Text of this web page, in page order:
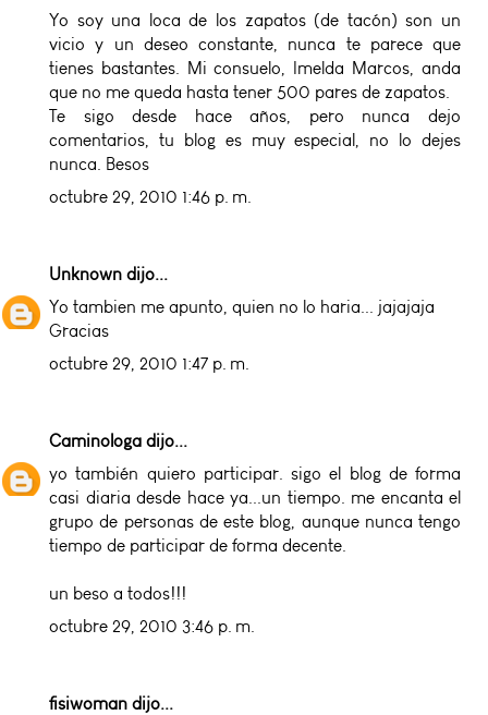
Yo soy una loca de los zapatos (de tacón) son un
vicio y un deseo constante, nunca te parece que
tienes bastantes. Mi consuelo, Imelda Marcos, anda
que no me queda hasta tener 500 pares de zapatos.
Te sigo desde hace años, pero nunca dejo
comentarios, tu blog es muy especial, no lo dejes
nunca. Besos
octubre 29, 2010 1:46 p. m.
Unknown dijo...
Yo tambien me apunto, quien no lo haria... jajajaja
Gracias
octubre 29, 2010 1:47 p. m.
Caminologa dijo...
yo también quiero participar. sigo el blog de forma
casi diaria desde hace ya...un tiempo. me encanta el
grupo de personas de este blog, aunque nunca tengo
tiempo de participar de forma decente.
un beso a todos!!!
octubre 29, 2010 3:46 p. m.
fisiwoman dijo...